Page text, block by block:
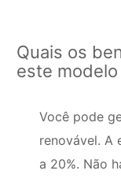
Quais os
este
Você pode
renovável. A
a 20%. Não